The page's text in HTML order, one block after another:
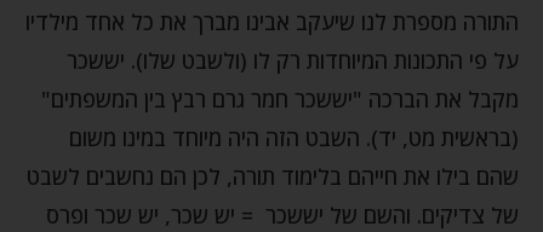
התורה מספרת לנו שיעקב אבינו מברך את כל אחד מילדיו
על פי התכונות המיוחדות רק לו (ולשבט שלו). יששכר
מקבל את הברכה "יששכר חמר גרם רבץ בין המשפתים"
(בראשית מט, יד). השבט הזה היה מיוחד במינו משום
שהם בילו את חייהם בלימוד תורה, לכן הם נחשבים לשבט
של צדיקים. והשם של יששכר = יש שכר, יש שכר ופרס